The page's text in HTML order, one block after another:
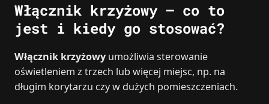
Włącznik krzyżowy – co to
jest i kiedy go stosować?
Włącznik krzyżowy umożliwia sterowanie
oświetleniem z trzech lub więcej miejsc, np. na
długim korytarzu czy w dużych pomieszczeniach.